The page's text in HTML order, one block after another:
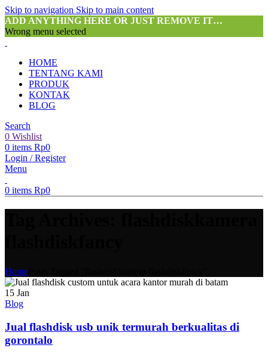
Skip to navigation Skip to main content
ADD ANYTHING HERE OR JUST REMOVE IT…
Wrong menu selected
HOME
TENTANG KAMI
PRODUK
KONTAK
BLOG
Search
0 Wishlist
0 items Rp0
Login / Register
Menu
0 items Rp0
Home
15 Jan
Blog
Jual flashdisk usb unik termurah berkualitas di
gorontalo